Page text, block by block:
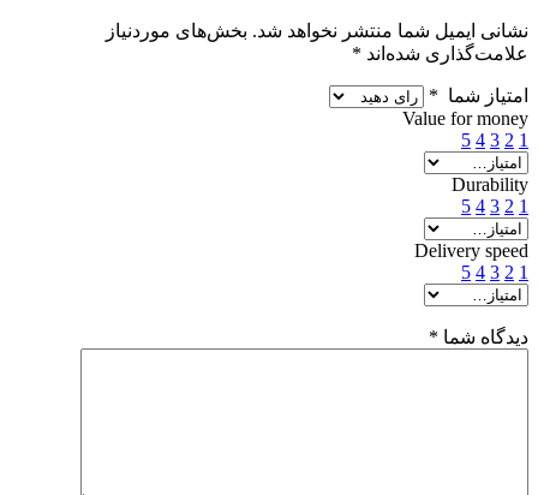
نشانی ایمیل شما منتشر نخواهد شد. بخش‌های موردنیاز
علامت‌گذاری شده‌اند *
امتیاز شما *
Value for money
1
2
3
4
5
Durability
1
2
3
4
5
Delivery speed
1
2
3
4
5
دیدگاه شما *